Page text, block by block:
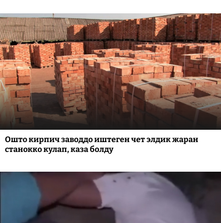
Ошто кирпич заводдо иштеген чет элдик жаран
станокко кулап, каза болду